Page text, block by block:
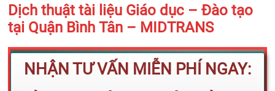
Dịch thuật tài liệu Giáo dục – Đào tạo
tại Quận Bình Tân – MIDTRANS
NHẬN TƯ VẤN MIỄN PHÍ NGAY: